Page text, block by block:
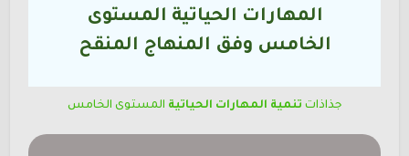
المهارات الحياتية المستوى
الخامس وفق المنهاج المنقح
جذاذات تنمية المهارات الحياتية المستوى الخامس